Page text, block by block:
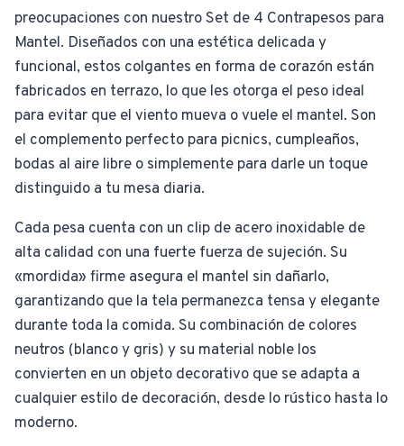
preocupaciones con nuestro Set de 4 Contrapesos para
Mantel. Diseñados con una estética delicada y
funcional, estos colgantes en forma de corazón están
fabricados en terrazo, lo que les otorga el peso ideal
para evitar que el viento mueva o vuele el mantel. Son
el complemento perfecto para picnics, cumpleaños,
bodas al aire libre o simplemente para darle un toque
distinguido a tu mesa diaria.
Cada pesa cuenta con un clip de acero inoxidable de
alta calidad con una fuerte fuerza de sujeción. Su
«mordida» firme asegura el mantel sin dañarlo,
garantizando que la tela permanezca tensa y elegante
durante toda la comida. Su combinación de colores
neutros (blanco y gris) y su material noble los
convierten en un objeto decorativo que se adapta a
cualquier estilo de decoración, desde lo rústico hasta lo
moderno.